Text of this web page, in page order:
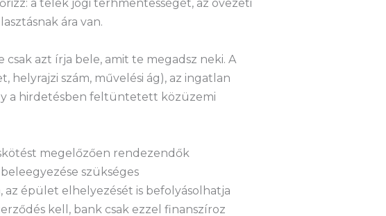
a telek jogi terhmentességét, az övezeti
ára van.
azt írja bele, amit te megadsz neki. A
szám, művelési ág), az ingatlan
a hirdetésben feltüntetett közüzemi
megelőzően rendezendők
szükséges
épület elhelyezését is befolyásolhatja
kell, bank csak ezzel finanszíroz